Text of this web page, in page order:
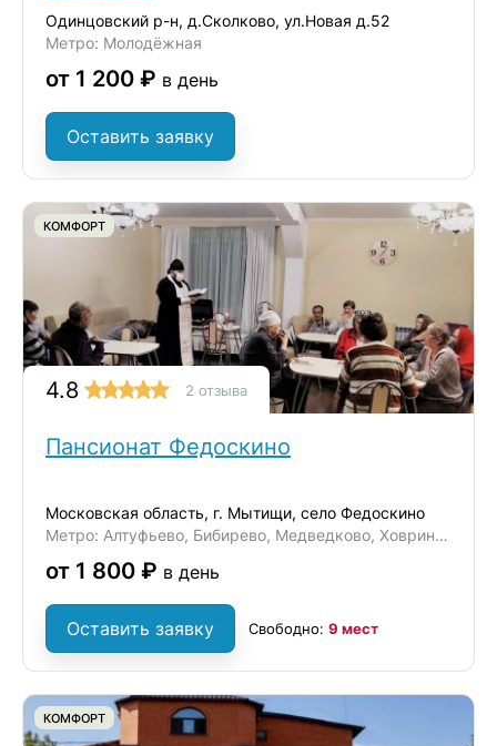
Одинцовский р-н, д.Сколково, ул.Новая д.52
Метро: Молодёжная
от 1 200 ₽ в день
Оставить заявку
КОМФОРТ
4.8 2 отзыва
Пансионат Федоскино
Московская область, г. Мытищи, село Федоскино
Метро: Алтуфьево, Бибирево, Медведково, Ховрино, Отрадное
от 1 800 ₽ в день
Оставить заявку Свободно: 9 мест
КОМФОРТ